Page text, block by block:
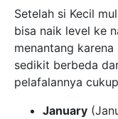
Setelah si Kecil
bisa naik level ke
menantang
sedikit berbeda
pelafalannya
January